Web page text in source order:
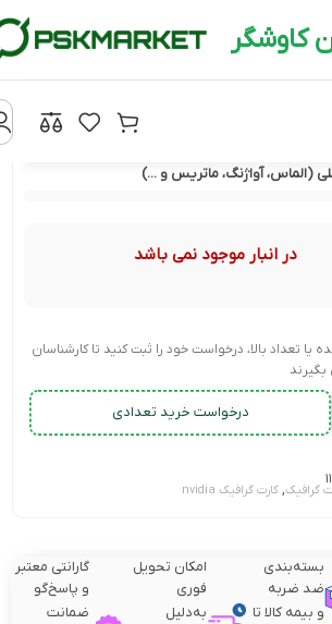
کاوشگر
(الماس، آواژنگ، ماتریس و ...)
در انبار موجود نمی باشد
یا تعداد بالا، درخواست خود را ثبت کنید تا کارشناسان
درخواست خرید تعدادی
گرافیک, کارت گرافیک nvidia
بسته‌بندی
ضد ضربه
و بیمه کالا تا
امکان تحویل
فوری
به‌دلیل
گارانتی معتبر
و پاسخ‌گو
ضمانت